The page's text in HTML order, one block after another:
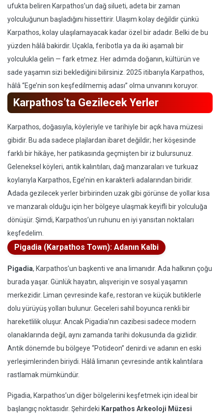
ufukta beliren Karpathos’un dağ silueti, adeta bir zaman
yolculuğunun başladığını hissettirir. Ulaşım kolay değildir çünkü
Karpathos, kolay ulaşılamayacak kadar özel bir adadır. Belki de bu
yüzden hâlâ bakirdir. Uçakla, feribotla ya da iki aşamalı bir
yolculukla gelin — fark etmez. Her adımda doğanın, kültürün ve
sade yaşamın sizi beklediğini bilirsiniz. 2025 itibarıyla Karpathos,
hâlâ “Ege’nin son keşfedilmemiş adası” olma unvanını koruyor.
Karpathos’ta Gezilecek Yerler
Karpathos, doğasıyla, köyleriyle ve tarihiyle bir açık hava müzesi
gibidir. Bu ada sadece plajlardan ibaret değildir; her köşesinde
farklı bir hikâye, her patikasında geçmişten bir iz bulursunuz.
Geleneksel köyleri, antik kalıntıları, dağ manzaraları ve turkuaz
koylarıyla Karpathos, Ege’nin en karakterli adalarından biridir.
Adada gezilecek yerler birbirinden uzak gibi görünse de yollar kısa
ve manzaralı olduğu için her bölgeye ulaşmak keyifli bir yolculuğa
dönüşür. Şimdi, Karpathos’un ruhunu en iyi yansıtan noktaları
keşfedelim.
Pigadia (Karpathos Town): Adanın Kalbi
Pigadia, Karpathos’un başkenti ve ana limanıdır. Ada halkının çoğu
burada yaşar. Günlük hayatın, alışverişin ve sosyal yaşamın
merkezidir. Liman çevresinde kafe, restoran ve küçük butiklerle
dolu yürüyüş yolları bulunur. Geceleri sahil boyunca renkli bir
hareketlilik oluşur. Ancak Pigadia’nın cazibesi sadece modern
olanaklarında değil, aynı zamanda tarihi dokusunda da gizlidir.
Antik dönemde bu bölgeye “Potideon” denirdi ve adanın en eski
yerleşimlerinden biriydi. Hâlâ limanın çevresinde antik kalıntılara
rastlamak mümkündür.
Pigadia, Karpathos’un diğer bölgelerini keşfetmek için ideal bir
başlangıç noktasıdır. Şehirdeki Karpathos Arkeoloji Müzesi